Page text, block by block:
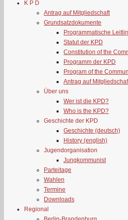
K P D
Antrag auf Mitgliedschaft
Grundsatzdokumente
Programmatische
Statut der KPD
Constitution of the
Programm der KPD
Program of the
Antrag auf
Über uns
Wer ist die KPD?
Who is the KPD?
Geschichte der KPD
Geschichte (deutsch)
History (english)
Jugendorganisation
Jungkommunist
Parteitage
Wahlen
Termine
Downloads
Regional